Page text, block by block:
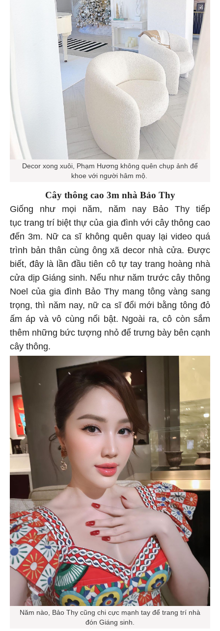
Decor xong xuôi, Phạm Hương không quên chụp ảnh để
khoe với người hâm mộ.
Cây thông cao 3m nhà Bảo Thy
Giống như mọi năm, năm nay Bảo Thy tiếp
tục trang trí biệt thự của gia đình với cây thông cao
đến 3m. Nữ ca sĩ không quên quay lại video quá
trình bản thân cùng ông xã decor nhà cửa. Được
biết, đây là lần đầu tiên cô tự tay trang hoàng nhà
cửa dịp Giáng sinh. Nếu như năm trước cây thông
Noel của gia đình Bảo Thy mang tông vàng sang
trọng, thì năm nay, nữ ca sĩ đổi mới bằng tông đỏ
ấm áp và vô cùng nổi bật. Ngoài ra, cô còn sắm
thêm những bức tượng nhỏ để trưng bày bên cạnh
cây thông.
Năm nào, Bảo Thy cũng chi cực mạnh tay để trang trí nhà
đón Giáng sinh.